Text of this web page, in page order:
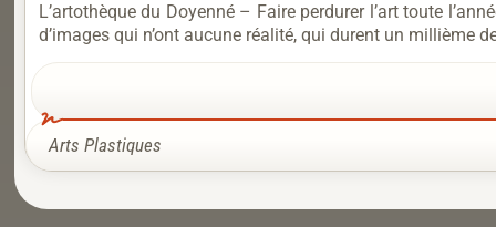
L’artothèque du Doyenné – Faire perdurer l’art toute
d’images qui n’ont aucune réalité, qui durent un millième
Arts Plastiques